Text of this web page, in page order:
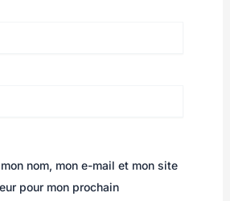
nom, mon e-mail et mon site
pour mon prochain